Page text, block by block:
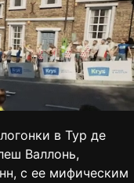
в Тур де
Валлонь,
с ее мифическим